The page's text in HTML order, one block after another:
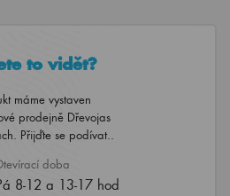
to vidět?
máme vystaven
prodejně Dřevojas
Přijďte se podívat..
doba
8-12 a 13-17 hod